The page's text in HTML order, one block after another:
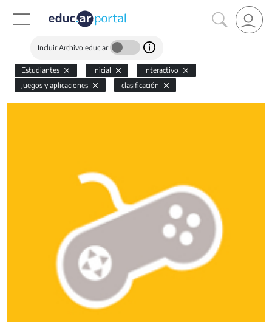
Incluir Archivo educ.ar
Estudiantes Inicial
Interactivo
Juegos y aplicaciones
clasificación